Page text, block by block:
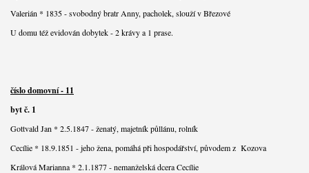
Valerián * 1835 - svobodný bratr Anny, pacholek, slouží v Březové
U domu též evidován dobytek - 2 krávy a 1 prase.
číslo domovní - 11
byt č. 1
Gottvald Jan * 2.5.1847 - ženatý, majetník půllánu, rolník
Cecílie * 18.9.1851 - jeho žena, pomáhá při hospodářství, původem z Kozova
Králová Marianna * 2.1.1877 - nemanželská dcera Cecílie